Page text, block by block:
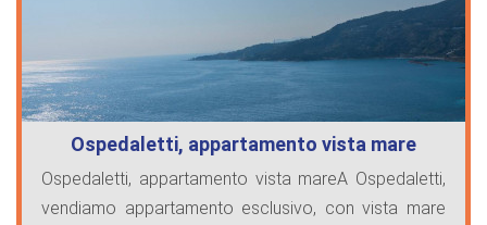
Ospedaletti, appartamento vista mare
Ospedaletti, appartamento vista mareA Ospedaletti,
vendiamo appartamento esclusivo, con vista mare